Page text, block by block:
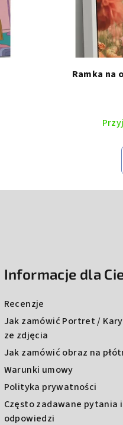
Ramka na
Informacje dla
Recenzje
Jak zamówić Portret /
ze zdjęcia
Jak zamówić obraz na
Warunki umowy
Polityka prywatności
Często zadawane pytania i
odpowiedzi